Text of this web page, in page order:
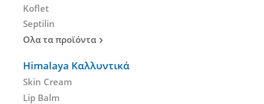
Koflet
Septilin
Ολα τα προϊόντα
Himalaya Καλλυντικά
Skin Cream
Lip Balm